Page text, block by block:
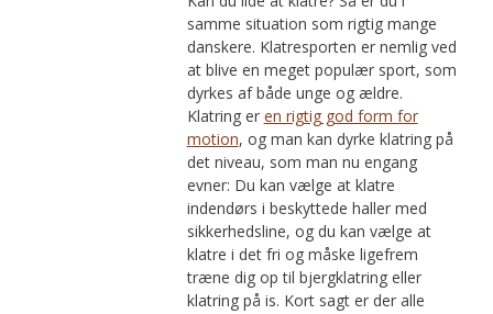
samme situation som rigtig mange
danskere. Klatresporten er nemlig ved
at blive en meget populær sport, som
dyrkes af både unge og ældre.
Klatring er en rigtig god form for
motion, og man kan dyrke klatring på
det niveau, som man nu engang
evner: Du kan vælge at klatre
indendørs i beskyttede haller med
sikkerhedsline, og du kan vælge at
klatre i det fri og måske ligefrem
træne dig op til bjergklatring eller
klatring på is. Kort sagt er der alle